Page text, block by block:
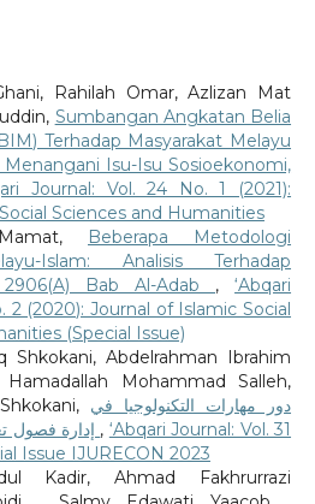
Rahilah Omar, Azlizan Mat
Sumbangan Angkatan Belia
Terhadap Masyarakat Melayu
Isu-Isu Sosioekonomi,
Journal: Vol. 24 No. 1 (2021):
Sciences and Humanities
Beberapa Metodologi
Islam: Analisis Terhadap
Bab Al-Adab ,‘Abqari
2 (2020): Journal of Islamic Social
(Special Issue)
Shkokani, Abdelrahman Ibrahim
Mohammad Salleh,
دور مهارات التكنولوجيا في
, ‘Abqari Journal: Vol. 31
Issue IJURECON 2023
Kadir, Ahmad Fakhrurrazi